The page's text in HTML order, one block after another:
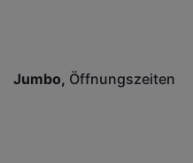
Jumbo Öffnungszeiten